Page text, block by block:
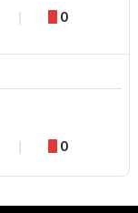
0
0